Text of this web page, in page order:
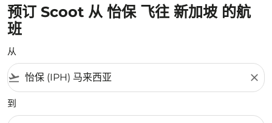
预订 Scoot 从 怡保 飞往 新加坡 的航
班
从
flight_takeoff close
到